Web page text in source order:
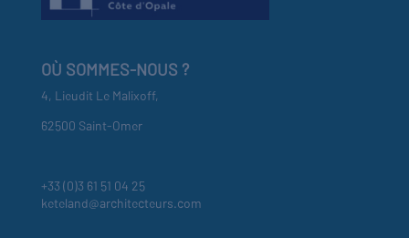
OÙ SOMMES-NOUS ?
4, Lieudit Le Malixoff,
62500 Saint-Omer
+33 (0)3 61 51 04 25
keteland@architecteurs.com